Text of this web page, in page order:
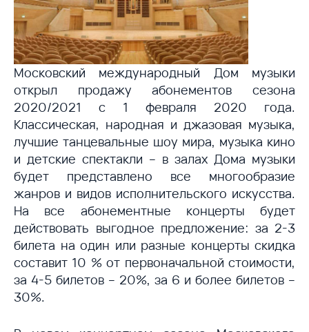
Московский международный Дом музыки
открыл продажу абонементов сезона
2020/2021 с 1 февраля 2020 года.
Классическая, народная и джазовая музыка,
лучшие танцевальные шоу мира, музыка кино
и детские спектакли – в залах Дома музыки
будет представлено все многообразие
жанров и видов исполнительского искусства.
На все абонементные концерты будет
действовать выгодное предложение: за 2-3
билета на один или разные концерты скидка
составит 10 % от первоначальной стоимости,
за 4-5 билетов – 20%, за 6 и более билетов –
30%.